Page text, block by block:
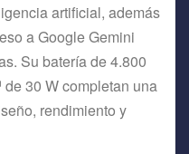
artificial, además
a Google Gemini
Su batería de 4.800
30 W completan una
rendimiento y